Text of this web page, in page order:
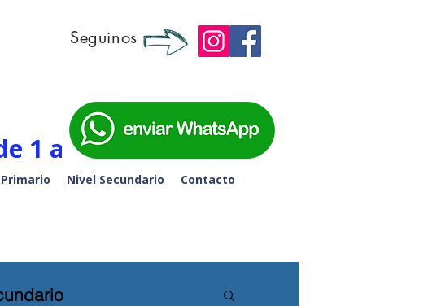
Nivel Secundario Contacto
Seguinos
1 a 6to de Secundaria -